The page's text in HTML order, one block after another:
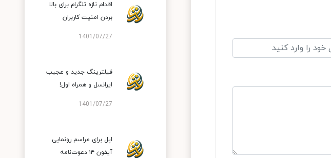
اقدام تازه تلگرام برای بالا
بردن امنیت کاربران
1401/07/27
فیلترینگ جدید و عجیب
ایرانسل و همراه اول!
1401/07/27
اپل برای مراسم رونمایی
آیفون ۱۴ دعوت‌نامه